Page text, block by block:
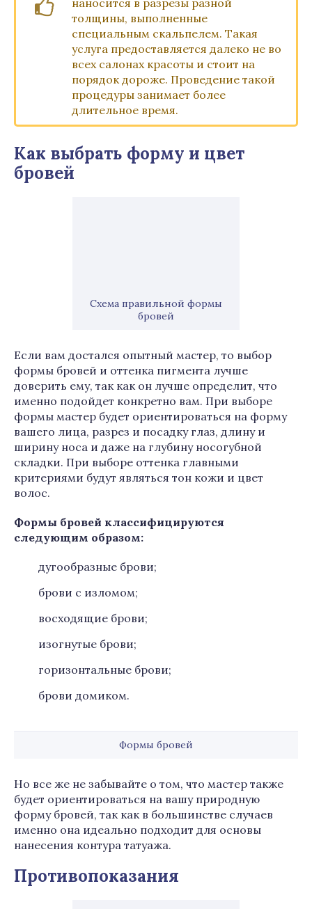
наносится в разрезы разной
толщины, выполненные
специальным скальпелем. Такая
услуга предоставляется далеко не во
всех салонах красоты и стоит на
порядок дороже. Проведение такой
процедуры занимает более
длительное время.
Как выбрать форму и цвет
бровей
Схема правильной формы
бровей
Если вам достался опытный мастер, то выбор
формы бровей и оттенка пигмента лучше
доверить ему, так как он лучше определит, что
именно подойдет конкретно вам. При выборе
формы мастер будет ориентироваться на форму
вашего лица, разрез и посадку глаз, длину и
ширину носа и даже на глубину носогубной
складки. При выборе оттенка главными
критериями будут являться тон кожи и цвет
волос.
Формы бровей классифицируются
следующим образом:
дугообразные брови;
брови с изломом;
восходящие брови;
изогнутые брови;
горизонтальные брови;
брови домиком.
Формы бровей
Но все же не забывайте о том, что мастер также
будет ориентироваться на вашу природную
форму бровей, так как в большинстве случаев
именно она идеально подходит для основы
нанесения контура татуажа.
Противопоказания